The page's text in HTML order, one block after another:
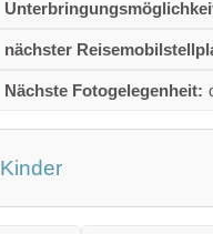
nächster
Nächste Fotogelegenheit:
Kinder